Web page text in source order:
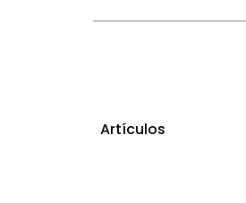
Velar por la
Artículos